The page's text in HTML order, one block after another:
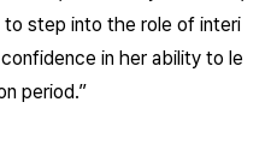
to step into the role of interi
in her ability to le
period.”